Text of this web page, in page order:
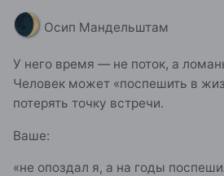
🌒 Осип Мандельштам
У него время — не поток, а
Человек может «поспешить в
потерять точку встречи.
Ваше:
«не опоздал я, а на годы